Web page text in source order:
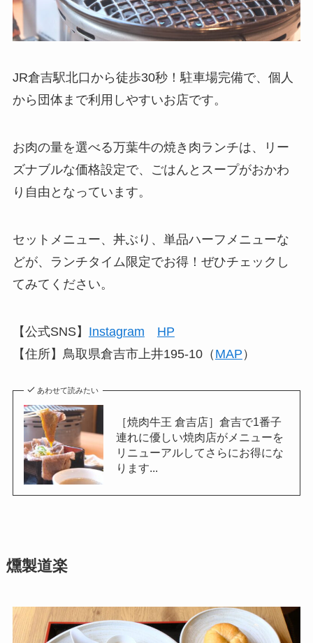
JR倉吉駅北口から徒歩30秒！駐車場完備で、個人
から団体まで利用しやすいお店です。
お肉の量を選べる万葉牛の焼き肉ランチは、リー
ズナブルな価格設定で、ごはんとスープがおかわ
り自由となっています。
セットメニュー、丼ぶり、単品ハーフメニューな
どが、ランチタイム限定でお得！ぜひチェックし
てみてください。
【公式SNS】 Instagram
HP
【住所】鳥取県倉吉市上井195-10（ MAP ）
あわせて読みたい
［焼肉牛王 倉吉店］倉吉で1番子
連れに優しい焼肉店がメニューを
リニューアルしてさらにお得にな
ります...
燻製道楽